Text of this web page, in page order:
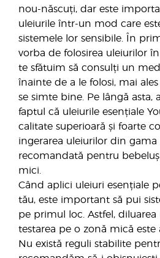
nou-născuți, dar este
uleiurile într-un mod care
sistemele lor sensibile. În
vorba de folosirea uleiurilor
te sfătuim să consulți un
înainte de a le folosi, mai
se simte bine. Pe lângă asta,
faptul că uleiurile esențiale
calitate superioară și foarte
ingerarea uleiurilor din gama
recomandată pentru
mici.
Când aplici uleiuri esențiale
tău, este important să pui
pe primul loc. Astfel,
testarea pe o zonă mică este
Nu există reguli stabilite